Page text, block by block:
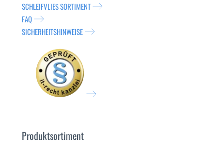
SCHLEIFVLIES SORTIMENT
FAQ
SICHERHEITSHINWEISE
Produktsortiment